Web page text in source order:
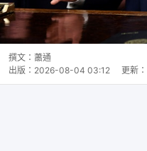
撰文： 蕭通
出版： 2026-08-04 03:12 更新：